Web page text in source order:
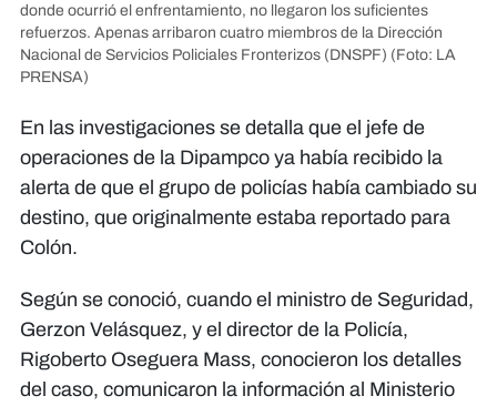
donde ocurrió el enfrentamiento, no llegaron los suficientes
refuerzos. Apenas arribaron cuatro miembros de la Dirección
Nacional de Servicios Policiales Fronterizos (DNSPF) (Foto: LA
PRENSA)
En las investigaciones se detalla que el jefe de
operaciones de la Dipampco ya había recibido la
alerta de que el grupo de policías había cambiado su
destino, que originalmente estaba reportado para
Colón.
Según se conoció, cuando el ministro de Seguridad,
Gerzon Velásquez, y el director de la Policía,
Rigoberto Oseguera Mass, conocieron los detalles
del caso, comunicaron la información al Ministerio